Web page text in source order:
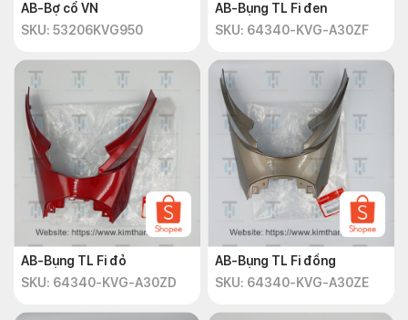
AB-Bợ cổ VN
SKU: 53206KVG950
AB-Bụng TL Fi đen
SKU: 64340-KVG-A30ZF
AB-Bụng TL Fi đỏ
SKU: 64340-KVG-A30ZD
AB-Bụng TL Fi đồng
SKU: 64340-KVG-A30ZE